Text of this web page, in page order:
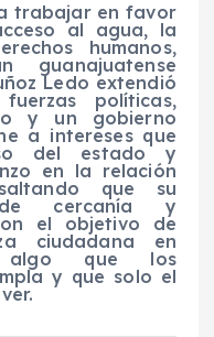
trabajar en favor
al agua, la
humanos,
guanajuatense
Ledo extendió
políticas,
y un gobierno
a intereses que
del estado y
en la relación
que su
de cercanía y
el objetivo de
ciudadana en
algo que los
y que solo el